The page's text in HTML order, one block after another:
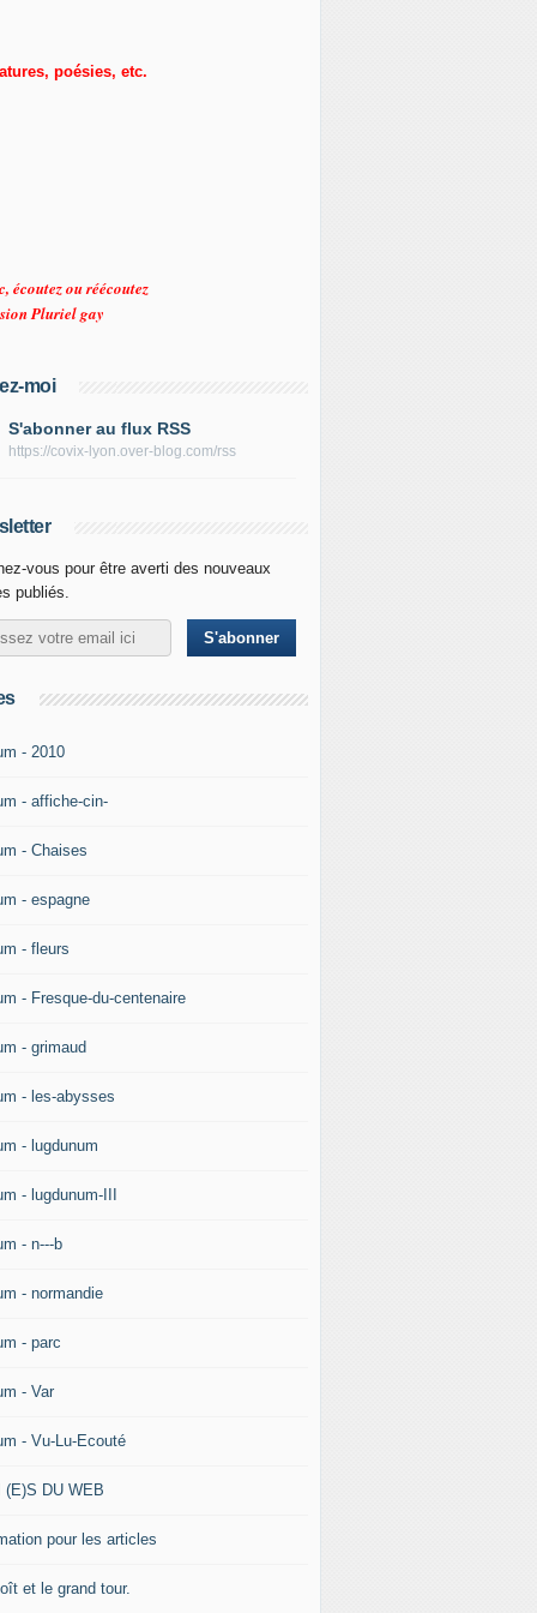
poésies, etc.
écoutez ou réécoutez
Pluriel gay
moi
S'abonner au flux RSS
https://covix-lyon.over-blog.com/rss
vous pour être averti des nouveaux
publiés.
- 2010
- affiche-cin-
- Chaises
- espagne
- fleurs
- Fresque-du-centenaire
- grimaud
- les-abysses
- lugdunum
- lugdunum-III
- n---b
- normandie
- parc
- Var
- Vu-Lu-Ecouté
(E)S DU WEB
pour les articles
et le grand tour.